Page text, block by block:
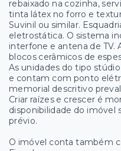
rebaixado na cozinha,
tinta látex no forro e
Suvinil ou similar.
eletrostática. O sistema
interfone e antena de TV.
blocos cerâmicos de
As unidades do tipo
e contam com ponto
memorial descritivo
Criar raízes e crescer é
disponibilidade do imóvel
prévio.
O imóvel conta também